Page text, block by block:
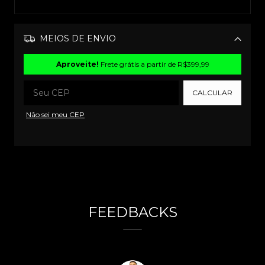
MEIOS DE ENVIO
Aproveite! Frete grátis a partir de R$399,99
CALCULAR
Não sei meu CEP
FEEDBACKS